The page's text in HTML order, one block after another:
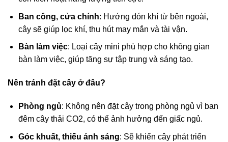
Ban công, cửa chính: Hướng đón khí từ bên ngoài,
cây sẽ giúp lọc khí, thu hút may mắn và tài vận.
Bàn làm việc: Loại cây mini phù hợp cho không gian
bàn làm việc, giúp tăng sự tập trung và sáng tạo.
Nên tránh đặt cây ở đâu?
Phòng ngủ: Không nên đặt cây trong phòng ngủ vì ban
đêm cây thải CO2, có thể ảnh hưởng đến giấc ngủ.
Góc khuất, thiếu ánh sáng: Sẽ khiến cây phát triển